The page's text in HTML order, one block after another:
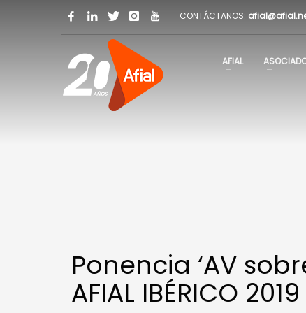
CONTÁCTANOS:
AFIAL
Ponencia ‘AV
AFIAL IBÉRICO 2019